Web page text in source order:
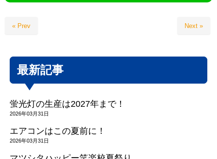
« Prev Next »
最新記事
蛍光灯の生産は2027年まで！
2026年03月31日
エアコンはこの夏前に！
2026年03月31日